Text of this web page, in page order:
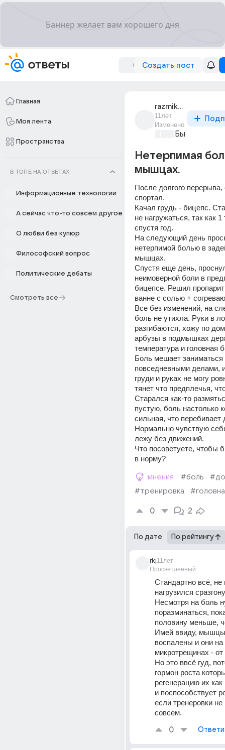
Создать пост
Главная
Моя лента
Пространства
В ТОПЕ НА ОТВЕТАХ
Информационные технологии
А сейчас что-то совсем другое
О любви без купюр
Философский вопрос
Политические дебаты
Смотреть все
razmik_kocharian_1
11лет
Изменено
Бьютилэнд
Нетерпимая
мышцах.
После долгого
спортал.
Качал грудь - бицепс.
не нагружаться, так как 1
спустя год.
На следующий день
нетерпимой болью в
мышцах.
Спустя еще день,
неимоверной боли в
бицепсе. Решил
ванне с солью +
Все без изменений, на
боль не утихла. Руки в
разгибаются, хожу по
арбузы в подмышках
температура и головная
Боль мешает заниматься
повседневными делами,
груди и руках не могу
тянет что предплечья,
Старался как-то
пустую, боль настолько
сильная, что перебивает
Нормально чувствую
лежу без движений.
Что посоветуете, чтобы
в норму?
мнения #боль
#тренировка
0 2
По дате По рейтингу
rkj
Просветленный
11лет
Стандартно всё,
нагрузился
Несмотря на боль
поразминаться,
половину меньше,
Имей ввиду,
воспалены и они на
микротрещинах - от
Но это ввсё гуд,
гормон роста
регенерацию их как
и поспособствует
если тренеровки
совсем.
0